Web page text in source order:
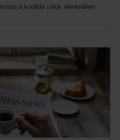
a korábbi célok elérésében